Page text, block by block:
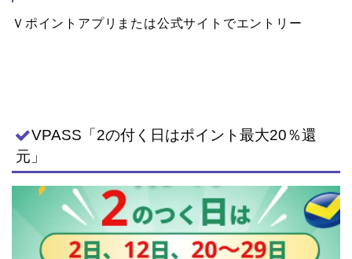
Ｖポイントアプリまたは公式サイトでエントリー
VPASS「2の付く日はポイント最大20％還
元」